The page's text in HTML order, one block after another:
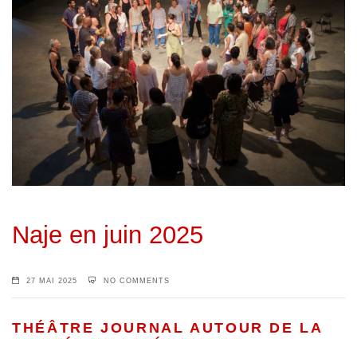
Naje en juin 2025
27 MAI 2025 NO COMMENTS
THÉÂTRE JOURNAL AUTOUR DE LA